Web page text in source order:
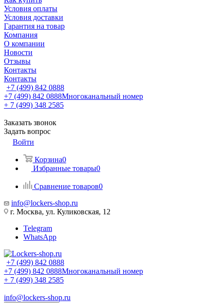
Условия оплаты
Условия доставки
Гарантия на товар
Компания
О компании
Новости
Отзывы
Контакты
Контакты
+7 (499) 842 0888
+7 (499) 842 0888Многоканальный номер
+ 7 (499) 348 2585
Заказать звонок
Задать вопрос
Войти
Корзина0
Избранные товары0
Сравнение товаров0
info@lockers-shop.ru
г. Москва, ул. Куликовская, 12
Telegram
WhatsApp
+7 (499) 842 0888
+7 (499) 842 0888Многоканальный номер
+ 7 (499) 348 2585
info@lockers-shop.ru